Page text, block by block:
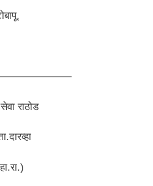
राठोड